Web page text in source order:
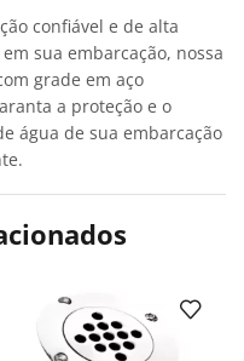
confiável e de alta
sua embarcação, nossa
grade em aço
a proteção e o
água de sua embarcação